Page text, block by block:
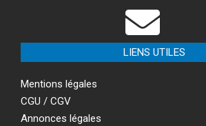
LIENS UTILES
Mentions légales
CGU / CGV
Annonces légales